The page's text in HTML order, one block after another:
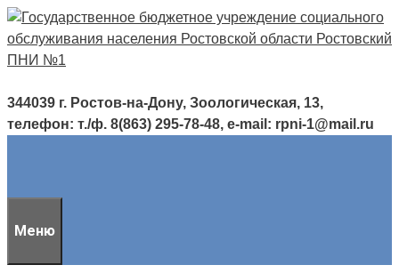
Перейти
к
содержимому
344039 г. Ростов-на-Дону, Зоологическая, 13,
телефон: т./ф. 8(863) 295-78-48, e-mail: rpni-1@mail.ru
Меню